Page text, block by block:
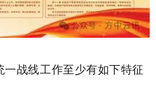
战线工作至少有如下特征